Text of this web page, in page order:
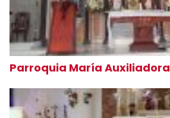
Parroquia María Auxiliadora